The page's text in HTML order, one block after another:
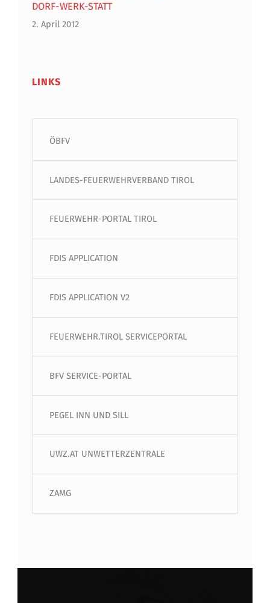
DORF-WERK-STATT
2. April 2012
LINKS
ÖBFV
LANDES-FEUERWEHRVERBAND TIROL
FEUERWEHR-PORTAL TIROL
FDIS APPLICATION
FDIS APPLICATION V2
FEUERWEHR.TIROL SERVICEPORTAL
BFV SERVICE-PORTAL
PEGEL INN UND SILL
UWZ.AT UNWETTERZENTRALE
ZAMG